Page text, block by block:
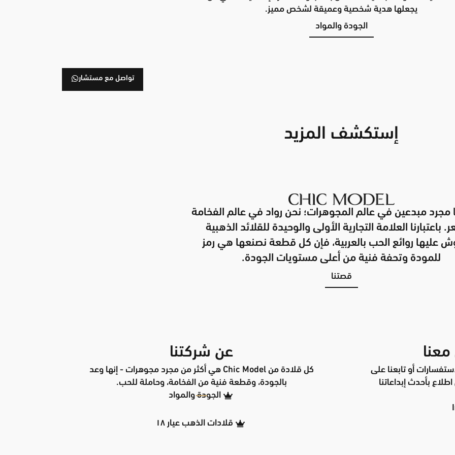
يجعلها هدية شخصية وعميقة لشخص مميز.
الجودة والمواد
تواصل مع مستشار
إستكشف المزيد
مجرد مبدعين في عالم المجوهرات؛ نحن رواد في عالم الفخامة
باعتبارنا العلامة التجارية الأولى والوحيدة للقلائد الذهبية
عليها روائع الحب بالعربية، فإن كل قطعة نصنعها هي رمز
للمودة وتحفة فنية من أعلى مستويات الجودة.
قصتنا
معنا
أو تابعنا على
بأحدث إبداعاتنا
عن شركتنا
كل قلادة من Chic Model هي أكثر من مجرد مجوهرات - إنها وعد
بالجودة، وقطعة فنية من الفخامة، وحاملة للحب.
الجودة والمواد
قلادات الذهب عيار ١٨